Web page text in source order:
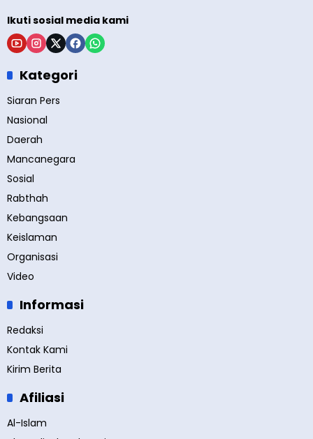
Ikuti sosial media kami
Kategori
Siaran Pers
Nasional
Daerah
Mancanegara
Sosial
Rabthah
Kebangsaan
Keislaman
Organisasi
Video
Informasi
Redaksi
Kontak Kami
Kirim Berita
Afiliasi
Al-Islam